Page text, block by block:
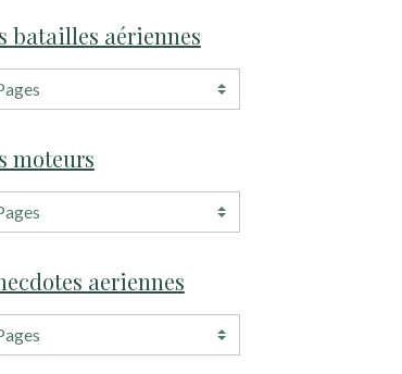
batailles aériennes
moteurs
aeriennes